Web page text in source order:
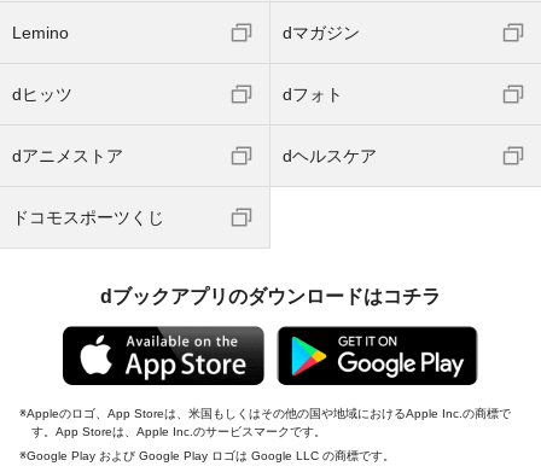
Lemino dマガジン
dヒッツ dフォト
dアニメストア dヘルスケア
ドコモスポーツくじ
dブックアプリのダウンロードはコチラ
Appleのロゴ、App Storeは、米国もしくはその他の国や地域におけるApple Inc.の商標で
す。App Storeは、Apple Inc.のサービスマークです。
Google Play および Google Play ロゴは Google LLC の商標です。